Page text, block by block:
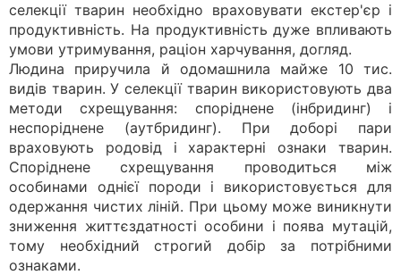
селекції тварин необхідно враховувати екстер'єр і
продуктивність. На продуктивність дуже впливають
умови утримування, раціон харчування, догляд.
Людина приручила й одомашнила майже 10 тис.
видів тварин. У селекції тварин використовують два
методи схрещування: споріднене (інбридинг) і
неспоріднене (аутбридинг). При доборі пари
враховують родовід і характерні ознаки тварин.
Споріднене схрещування проводиться між
особинами однієї породи і використовується для
одержання чистих ліній. При цьому може виникнути
зниження життєздатності особини і поява мутацій,
тому необхідний строгий добір за потрібними
ознаками.